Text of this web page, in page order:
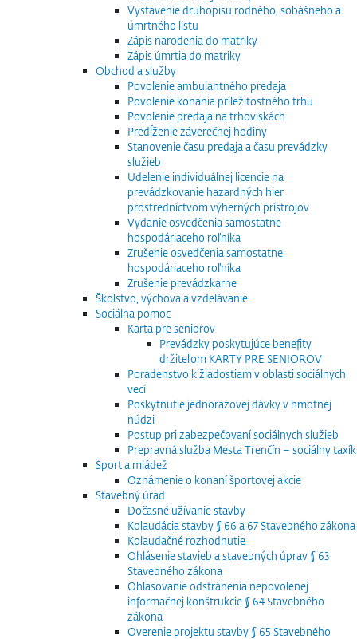
Vystavenie druhopisu rodného, sobášneho a
úmrtného listu
Zápis narodenia do matriky
Zápis úmrtia do matriky
Obchod a služby
Povolenie ambulantného predaja
Povolenie konania príležitostného trhu
Povolenie predaja na trhoviskách
Predĺženie záverečnej hodiny
Stanovenie času predaja a času prevádzky
služieb
Udelenie individuálnej licencie na
prevádzkovanie hazardných hier
prostredníctvom výherných prístrojov
Vydanie osvedčenia samostatne
hospodáriaceho roľníka
Zrušenie osvedčenia samostatne
hospodáriaceho roľníka
Zrušenie prevádzkarne
Školstvo, výchova a vzdelávanie
Sociálna pomoc
Karta pre seniorov
Prevádzky poskytujúce benefity
držiteľom KARTY PRE SENIOROV
Poradenstvo k žiadostiam v oblasti sociálnych
vecí
Poskytnutie jednorazovej dávky v hmotnej
núdzi
Postup pri zabezpečovaní sociálnych služieb
Prepravná služba Mesta Trenčín – sociálny taxík
Šport a mládež
Oznámenie o konaní športovej akcie
Stavebný úrad
Dočasné užívanie stavby
Kolaudácia stavby § 66 a 67 Stavebného zákona
Kolaudačné rozhodnutie
Ohlásenie stavieb a stavebných úprav § 63
Stavebného zákona
Ohlasovanie odstránenia nepovolenej
informačnej konštrukcie § 64 Stavebného
zákona
Overenie projektu stavby § 65 Stavebného